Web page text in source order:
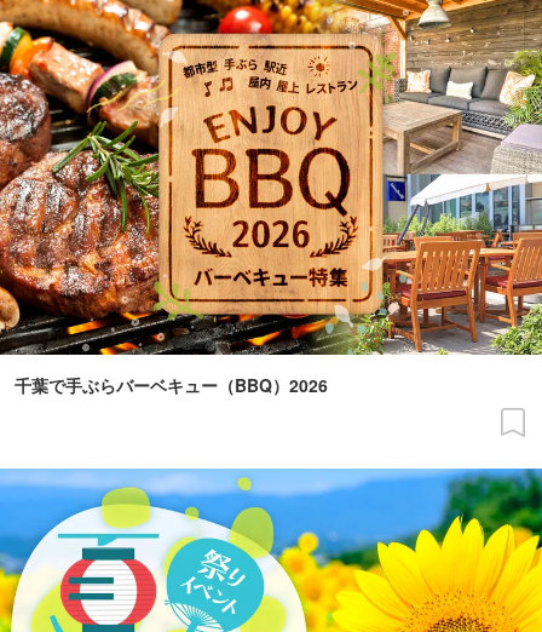
千葉で手ぶらバーベキュー（BBQ）2026